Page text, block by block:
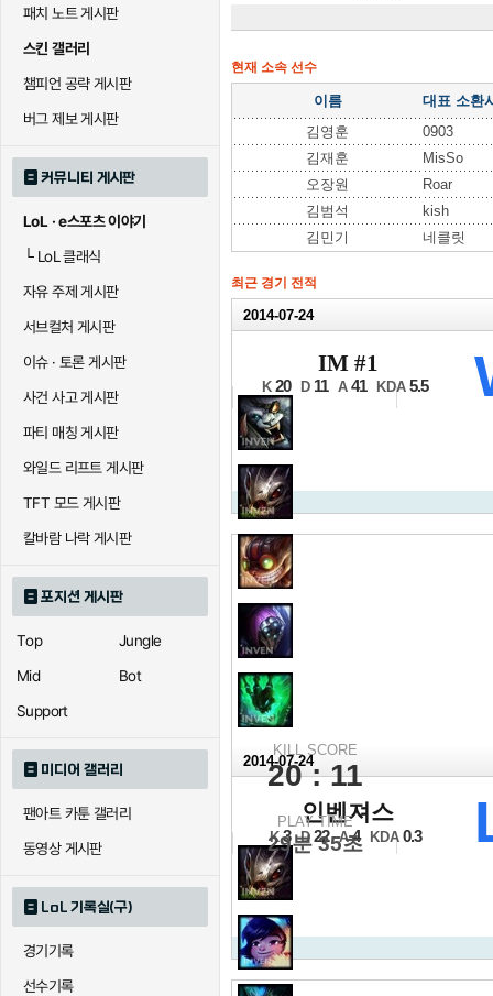
패치 노트 게시판
스킨 갤러리
챔피언 공략 게시판
버그 제보 게시판
커뮤니티 게시판
LoL · e스포츠 이야기
└LoL 클래식
자유 주제 게시판
서브컬처 게시판
이슈 · 토론 게시판
사건 사고 게시판
파티 매칭 게시판
와일드 리프트 게시판
TFT 모드 게시판
칼바람 나락 게시판
포지션 게시판
Top
Jungle
Mid
Bot
Support
미디어 갤러리
팬아트 카툰 갤러리
동영상 게시판
LoL 기록실(구)
경기기록
선수기록
현재 소속 선수
이름
대표 소환
김영훈
0903
김재훈
MisSo
오장원
Roar
김범석
kish
김민기
네클릿
최근 경기 전적
2014-07-24
12강 B조 1경기 2세트
IM #1
K 20 D 11 A 41 KDA 5.5
KILL SCORE
20 : 11
PLAY TIME
29분 35초
2014-07-24
12강 B조 1경기 1세트
인벤져스
K 3 D 22 A 4 KDA 0.3